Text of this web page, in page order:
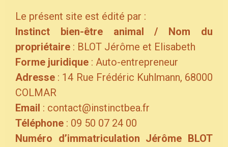
Le présent site est édité par :
Instinct bien-être animal / Nom du
propriétaire : BLOT Jérôme et Elisabeth
Forme juridique : Auto-entrepreneur
Adresse : 14 Rue Frédéric Kuhlmann, 68000
COLMAR
Email : contact@instinctbea.fr
Téléphone : 09 50 07 24 00
Numéro d’immatriculation Jérôme BLOT